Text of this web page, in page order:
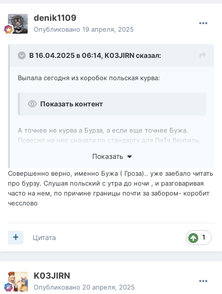
denik1109
Опубликовано 19 апреля, 2025
В 16.04.2025 в 06:14, K03JIRNсказал:
Выпала сегодня из коробок польская курва:
Показать контент
А точнее не курва а Бурза, а если еще точнее Бужа.
Повесил на нее сначала по стандарту для ПеТэ Вентиль,
помню как эта хрень правильно называется, пока 2-го
уровня, на третий не хватает ~1488 шестеренок), и Рога.
Быстро понял, что Рога тут совершенно лишние. Когда
на меня выехал какой-то ракован на новом СТ сборной
нации (явно не самом быстром и маневренном), словил
(причем, пока полевая модернизация не изучена, в
что бы рассказать,что я нуп и апазорился и ставить нужно
совсем другое.
Показать
Совершенно верно, именно Бужа ( Гроза).. уже заебало читать
про бурзу. Слушая польский с утра до ночи , и разговаривая
часто на нем, по причине границы почти за забором- коробит
чесслово
1
Цитата
K03JIRN
Опубликовано 20 апреля, 2025